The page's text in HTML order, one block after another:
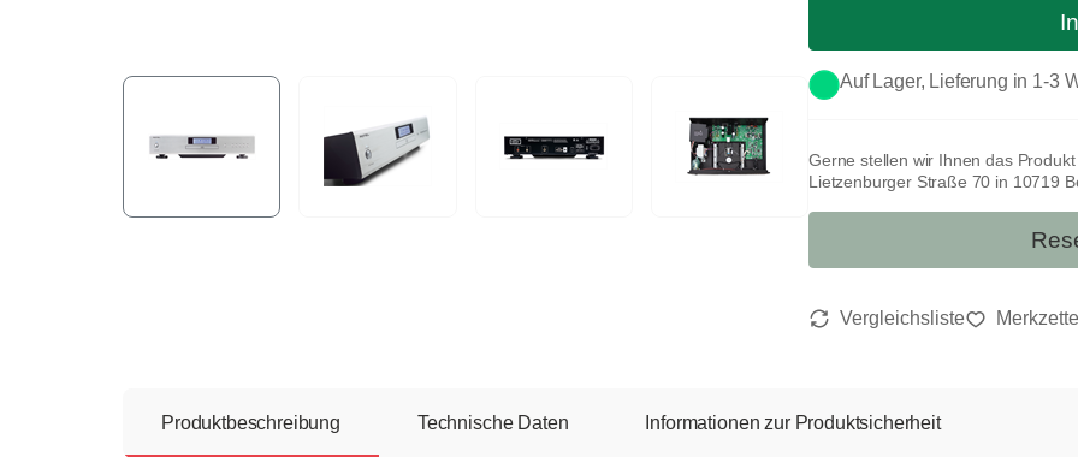
Gerne stellen wir Ihnen das
Lietzenburger Straße 70 in 10719
Auf Lager, Lieferung in 1-3
Produktbeschreibung Technische Daten Informationen zur Produktsicherheit